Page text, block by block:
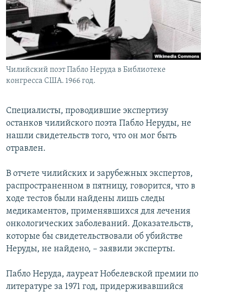
İNFOQRAFIKA
KARIKATURA
AZƏRBAYCAN ƏDƏBIYYATI KITABXANASI
İSLAM VƏ DEMOKRATIYA
İZ - MƏDƏNIYYƏT PROQRAMI
MISSIYAMIZ
PEŞƏ ETIKASI VƏ JURNALISTIKA STANDARTLARIMIZ
MATERIALLARIMIZDAN ISTIFADƏ
AZADLIQRADIOSU MOBIL TELEFONUNUZDA
BIZIMLƏ ƏLAQƏ
BIZI IZLƏ
RFE/RL-in bütün saytları
Чилийский поэт Пабло Неруда в Библиотеке
конгресса США. 1966 год.
Специалисты, проводившие экспертизу
останков чилийского поэта Пабло Неруды, не
нашли свидетельств того, что он мог быть
отравлен.
В отчете чилийских и зарубежных экспертов,
распространенном в пятницу, говорится, что в
ходе тестов были найдены лишь следы
медикаментов, применявшихся для лечения
онкологических заболеваний. Доказательств,
которые бы свидетельствовали об убийстве
Неруды, не найдено, – заявили эксперты.
Пабло Неруда, лауреат Нобелевской премии по
литературе за 1971 год, придерживавшийся